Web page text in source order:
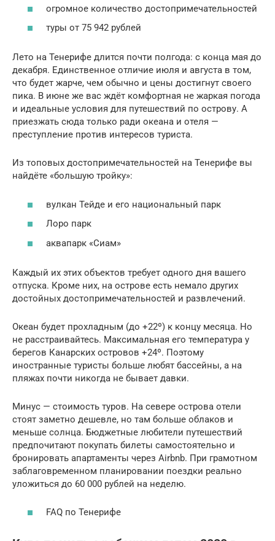
огромное количество достопримечательностей
туры от 75 942 рублей
Лето на Тенерифе длится почти полгода: c конца мая до
декабря. Единственное отличие июля и августа в том,
что будет жарче, чем обычно и цены достигнут своего
пика. В июне же вас ждёт комфортная не жаркая погода
и идеальные условия для путешествий по острову. А
приезжать сюда только ради океана и отеля —
преступление против интересов туриста.
Из топовых достопримечательностей на Тенерифе вы
найдёте «большую тройку»:
вулкан Тейде и его национальный парк
Лоро парк
аквапарк «Сиам»
Каждый их этих объектов требует одного дня вашего
отпуска. Кроме них, на острове есть немало других
достойных достопримечательностей и развлечений.
Океан будет прохладным (до +22º) к концу месяца. Но
не расстраивайтесь. Максимальная его температура у
берегов Канарских островов +24º. Поэтому
иностранные туристы больше любят бассейны, а на
пляжах почти никогда не бывает давки.
Минус — стоимость туров. На севере острова отели
стоят заметно дешевле, но там больше облаков и
меньше солнца. Бюджетные любители путешествий
предпочитают покупать билеты самостоятельно и
бронировать апартаменты через Airbnb. При грамотном
заблаговременном планировании поездки реально
уложиться до 60 000 рублей на неделю.
FAQ по Тенерифе